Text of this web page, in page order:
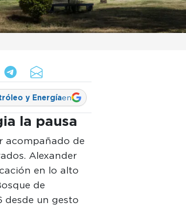
y Energíaen
la pausa
acompañado de
Alexander
en lo alto
de
desde un gesto